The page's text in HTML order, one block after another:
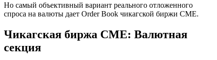
Но самый объективный вариант реального отложенного
спроса на валюты дает Order Book чикагской биржи СME.
Чикагская биржа CME: Валютная
секция